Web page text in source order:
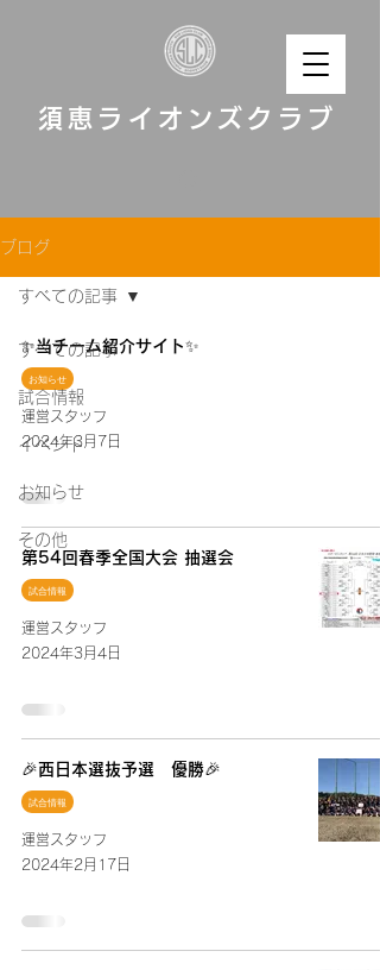
須恵ライオンズクラブ
ブログ
すべての記事
試合情報
イベント
お知らせ
その他
すべての記事
✨当チーム紹介サイト✨
お知らせ
運営スタッフ
2024年3月7日
第54回春季全国大会 抽選会
試合情報
運営スタッフ
2024年3月4日
🎉西日本選抜予選 優勝🎉
試合情報
運営スタッフ
2024年2月17日